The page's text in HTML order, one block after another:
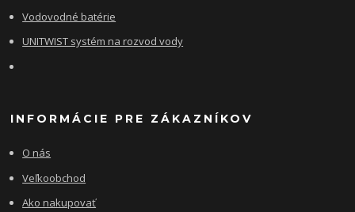
Vodovodné batérie
UNITWIST systém na rozvod vody
INFORMÁCIE PRE ZÁKAZNÍKOV
O nás
Veľkoobchod
Ako nakupovať